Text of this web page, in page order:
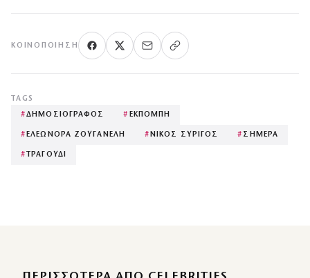
ΚΟΙΝΟΠΟΊΗΣΗ
TAGS
#ΔΗΜΟΣΙΟΓΡΑΦΟΣ # ΕΚΠΟΜΠΗ
# ΕΛΕΩΝΟΡΑ ΖΟΥΓΑΝΕΛΗ # ΝΙΚΟΣ ΣΥΡΙΓΟΣ # ΣΗΜΕΡΑ
# ΤΡΑΓΟΥΔΙ